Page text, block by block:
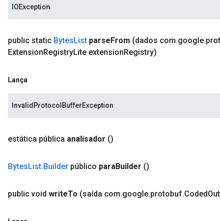
IOException
public static BytesList parseFrom (dados com.google.
ExtensionRegistryLite extensionRegistry)
Lança
InvalidProtocolBufferException
estática pública analisador ()
BytesList.Builder público paraBuilder ()
public void writeTo (saída com.google.protobuf.Coded